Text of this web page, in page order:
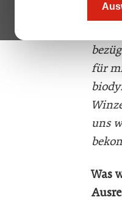
für
uns
Was